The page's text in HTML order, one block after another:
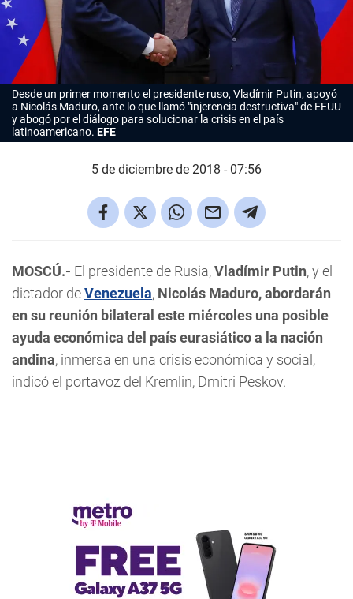
Desde un primer momento el presidente ruso, Vladímir Putin, apoyó
a Nicolás Maduro, ante lo que llamó "injerencia destructiva" de EEUU
y abogó por el diálogo para solucionar la crisis en el país
latinoamericano. EFE
5 de diciembre de 2018 - 07:56
MOSCÚ.- El presidente de Rusia,Vladímir Putin, y el
dictador deVenezuela, Nicolás Maduro, abordarán
en su reunión bilateral este miércoles una posible
ayuda económica del país eurasiático a la nación
andina, inmersa en una crisis económica y social,
indicó el portavoz del Kremlin, Dmitri Peskov.